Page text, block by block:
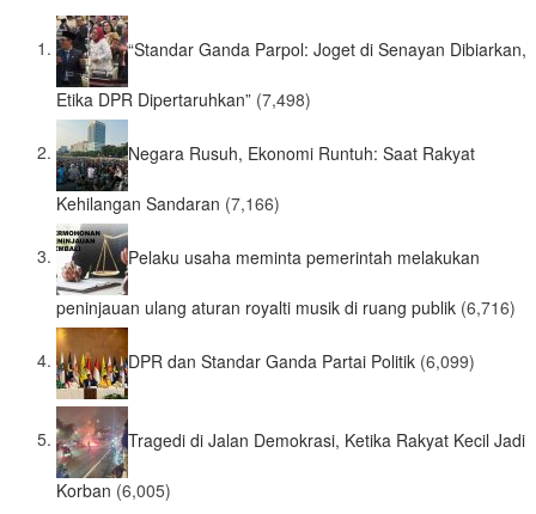
“Standar Ganda Parpol: Joget di Senayan Dibiarkan,
Etika DPR Dipertaruhkan” (7,498)
Negara Rusuh, Ekonomi Runtuh: Saat Rakyat
Kehilangan Sandaran (7,166)
Pelaku usaha meminta pemerintah melakukan
peninjauan ulang aturan royalti musik di ruang publik (6,716)
DPR dan Standar Ganda Partai Politik (6,099)
Tragedi di Jalan Demokrasi, Ketika Rakyat Kecil Jadi
Korban (6,005)